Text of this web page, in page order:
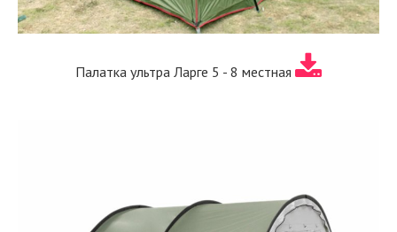
Палатка ультра Ларге 5 - 8 местная